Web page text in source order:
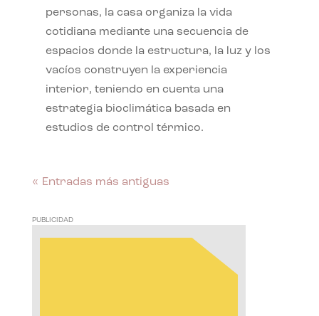
personas, la casa organiza la vida
cotidiana mediante una secuencia de
espacios donde la estructura, la luz y los
vacíos construyen la experiencia
interior, teniendo en cuenta una
estrategia bioclimática basada en
estudios de control térmico.
« Entradas más antiguas
PUBLICIDAD